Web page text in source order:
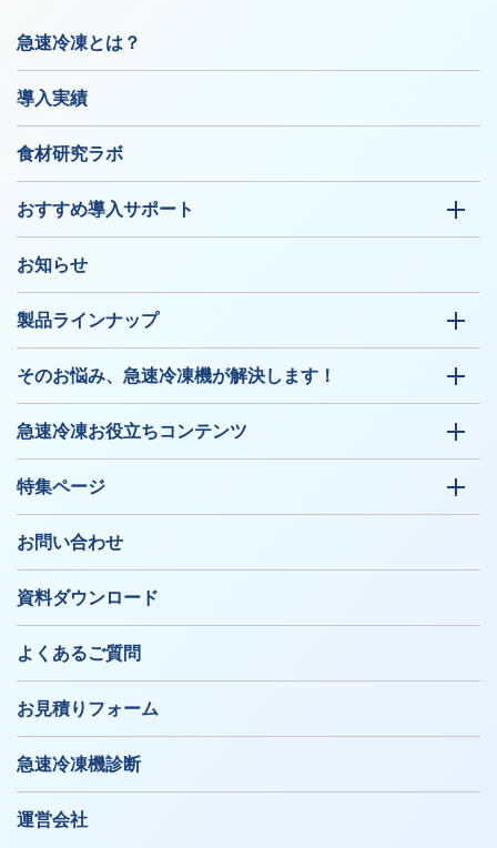
急速冷凍とは？
導入実績
食材研究ラボ
おすすめ導入サポート
お知らせ
製品ラインナップ
そのお悩み、急速冷凍機が解決します！
急速冷凍お役立ちコンテンツ
特集ページ
お問い合わせ
資料ダウンロード
よくあるご質問
お見積りフォーム
急速冷凍機診断
運営会社